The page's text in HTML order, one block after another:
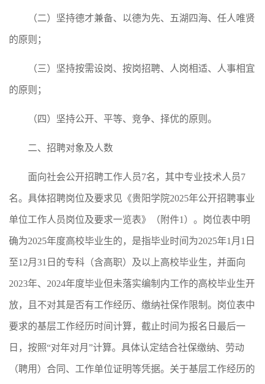
（二）坚持德才兼备、以德为先、五湖四海、任人唯贤
的原则；
（三）坚持按需设岗、按岗招聘、人岗相适、人事相宜
的原则；
（四）坚持公开、平等、竞争、择优的原则。
二、招聘对象及人数
面向社会公开招聘工作人员7名，其中专业技术人员7
名。具体招聘岗位及要求见《贵阳学院2025年公开招聘事业
单位工作人员岗位及要求一览表》（附件1）。岗位表中明
确为2025年度高校毕业生的，是指毕业时间为2025年1月1日
至12月31日的专科（含高职）及以上高校毕业生，并面向
2023年、2024年度毕业但未落实编制内工作的高校毕业生开
放，且不对其是否有工作经历、缴纳社保作限制。岗位表中
要求的基层工作经历时间计算，截止时间为报名日最后一
日，按照“对年对月”计算。具体认定结合社保缴纳、劳动
（聘用）合同、工作单位证明等凭据。关于基层工作经历的